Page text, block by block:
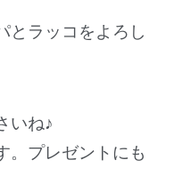
とラッコをよろし
いね♪
。プレゼントにも